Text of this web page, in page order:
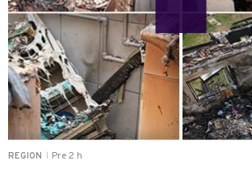
REGION Pre 2 h